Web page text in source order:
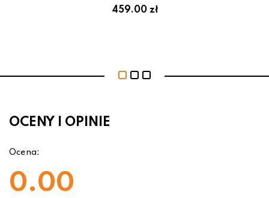
459.00 zł
OCENY I OPINIE
Ocena:
0.00